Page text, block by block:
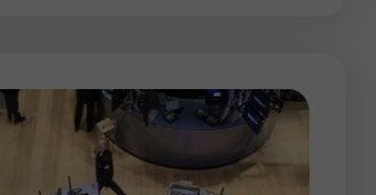
के दौरान अधिक महत्वपूर्ण आंदोलनों की
एशियाई स्टॉक एक्सचेंज अक्सर शेष
के लिए एक प्रवृत्ति निर्धारित करते हैं।